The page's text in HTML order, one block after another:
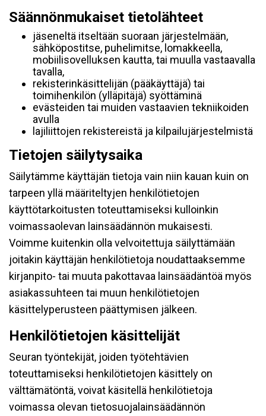
Säännönmukaiset tietolähteet
jäseneltä itseltään suoraan järjestelmään,
sähköpostitse, puhelimitse, lomakkeella,
mobiilisovelluksen kautta, tai muulla vastaavalla
tavalla,
rekisterinkäsittelijän (pääkäyttäjä) tai
toimihenkilön (ylläpitäjä) syöttäminä
evästeiden tai muiden vastaavien tekniikoiden
avulla
lajiliittojen rekistereistä ja kilpailujärjestelmistä
Tietojen säilytysaika
Säilytämme käyttäjän tietoja vain niin kauan kuin on
tarpeen yllä määriteltyjen henkilötietojen
käyttötarkoitusten toteuttamiseksi kulloinkin
voimassaolevan lainsäädännön mukaisesti.
Voimme kuitenkin olla velvoitettuja säilyttämään
joitakin käyttäjän henkilötietoja noudattaaksemme
kirjanpito- tai muuta pakottavaa lainsäädäntöä myös
asiakassuhteen tai muun henkilötietojen
käsittelyperusteen päättymisen jälkeen.
Henkilötietojen käsittelijät
Seuran työntekijät, joiden työtehtävien
toteuttamiseksi henkilötietojen käsittely on
välttämätöntä, voivat käsitellä henkilötietoja
voimassa olevan tietosuojalainsäädännön